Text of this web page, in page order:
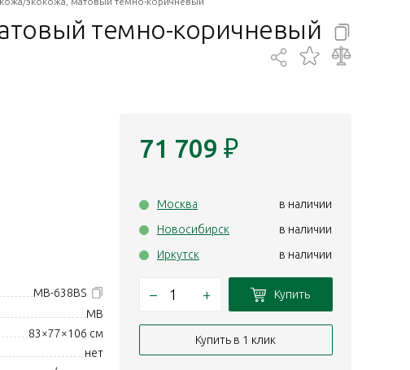
темно-коричневый
MB-638BS
MB
83×77×106 см
нет
71 709 ₽
Москва
в наличии
Новосибирск
в наличии
Иркутск
в наличии
– + Купить
Купить в 1 клик